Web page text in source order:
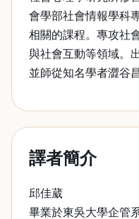
會學部社會情報學科
相關的課程。專攻社
與社會互動等領域。
並師從知名學者澀谷
譯者簡介
邱佳葳
畢業於東吳大學企管